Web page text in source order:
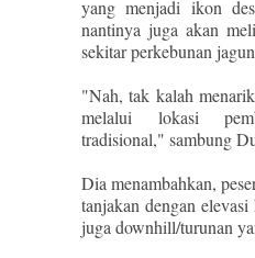
yang menjadi ikon
nantinya juga akan
sekitar perkebunan
"Nah, tak kalah
melalui lokasi
tradisional," sambung
Dia menambahkan,
tanjakan dengan
juga downhill/turunan